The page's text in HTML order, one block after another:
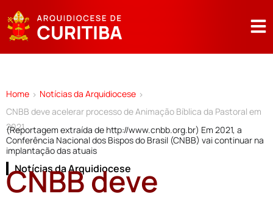
Home > Notícias da Arquidiocese >
CNBB deve acelerar processo de Animação Bíblica da Pastoral em
2021
(Reportagem extraída de http://www.cnbb.org.br) Em 2021, a
Conferência Nacional dos Bispos do Brasil (CNBB) vai continuar na
implantação das atuais
Notícias da Arquidiocese
CNBB deve